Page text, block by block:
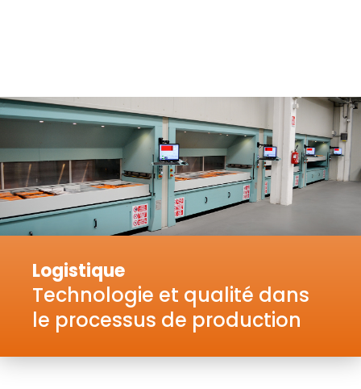
Logistique
Technologie et qualité dans
le processus de production